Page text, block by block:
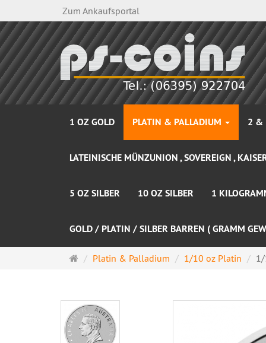
Zum Ankaufsportal
1 OZ GOLD PLATIN & PALLADIUM 2 &
LATEINISCHE MÜNZUNION , SOVEREIGN ,
5 OZ SILBER 10 OZ SILBER 1
GOLD / PLATIN / SILBER BARREN ( GRAMM
Startseite
Platin & Palladium 1/10 oz Platin